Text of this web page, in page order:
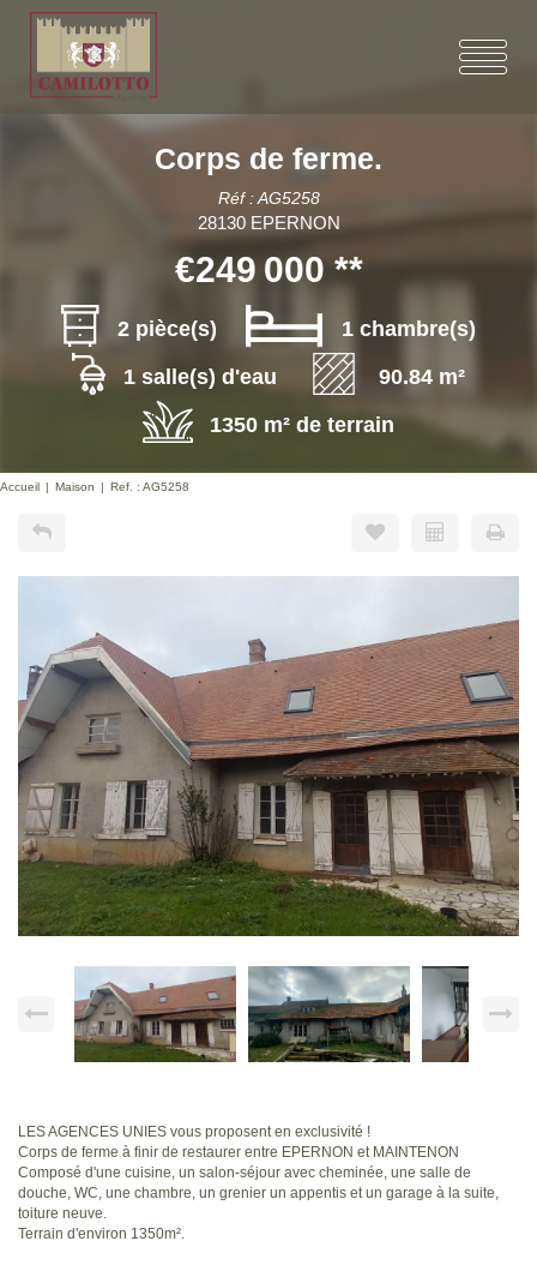
Corps de ferme.
Réf : AG5258
28130 EPERNON
€249 000 **
2 pièce(s)
1 chambre(s)
1 salle(s) d'eau
90.84 m²
1350 m² de terrain
Accueil Maison Ref. : AG5258
LES AGENCES UNIES vous proposent en exclusivité !
Corps de ferme à finir de restaurer entre EPERNON et MAINTENON
Composé d'une cuisine, un salon-séjour avec cheminée, une salle de
douche, WC, une chambre, un grenier un appentis et un garage à la suite,
toiture neuve.
Terrain d'environ 1350m².